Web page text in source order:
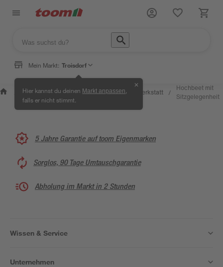
Mein Markt: Troisdorf
Hier kannst du deinen Markt anpassen
falls er nicht stimmt.
✕
Wissen &
Service
/
Selbermachen
& Ratgeber
/ Kreativwerkstatt /
Hochbeet mit
Sitzgelegenheit
5 Jahre Garantie auf toom Eigenmarken
Sorglos, 90 Tage Umtauschgarantie
Abholung im Markt in 2 Stunden
Wissen & Service
Unternehmen